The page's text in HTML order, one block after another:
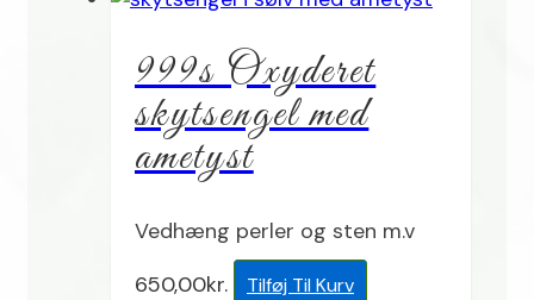
999s Oxyderet
skytsengel med
ametyst
Vedhæng perler og sten m.v
650,00kr. Tilføj Til Kurv